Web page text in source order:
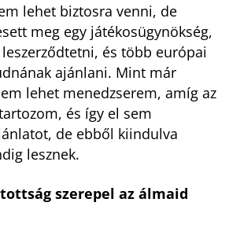
lehet biztosra venni, de
meg egy játékosügynökség,
és több európai
ajánlani. Mint már
lehet menedzserem, amíg az
és így el sem
de ebből kiindulva
lesznek.
szerepel az álmaid